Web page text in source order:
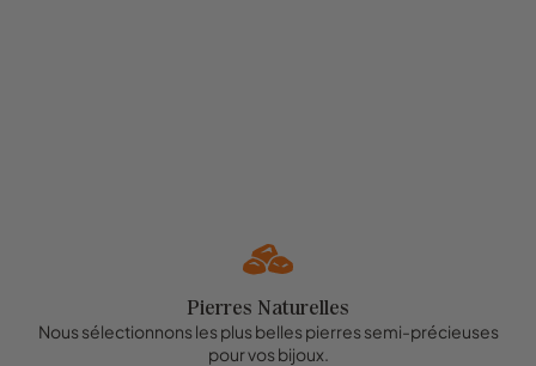
Pierres Naturelles
Nous sélectionnons les plus belles pierres semi-précieuses
pour vos bijoux.